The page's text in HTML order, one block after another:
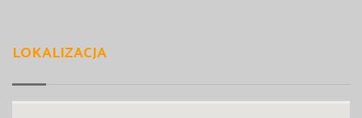
LOKALIZACJA